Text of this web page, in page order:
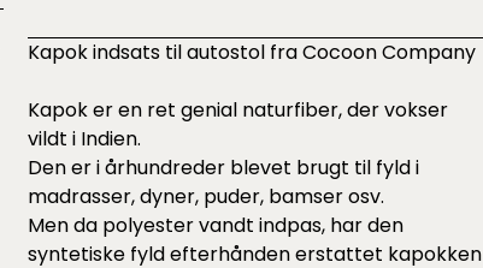
Kapok indsats til autostol fra Cocoon Company
Kapok er en ret genial naturfiber, der vokser
vildt i Indien.
Den er i århundreder blevet brugt til fyld i
madrasser, dyner, puder, bamser osv.
Men da polyester vandt indpas, har den
syntetiske fyld efterhånden erstattet kapokken